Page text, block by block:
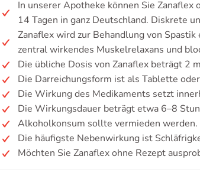
In unserer Apotheke können Sie
14 Tagen in ganz Deutschland. Diskrete
Zanaflex wird zur Behandlung von
zentral wirkendes Muskelrelaxans und
Die übliche Dosis von Zanaflex beträgt 2
Die Darreichungsform ist als Tablette
Die Wirkung des Medikaments setzt
Die Wirkungsdauer beträgt etwa 6–8
Alkoholkonsum sollte vermieden werden.
Die häufigste Nebenwirkung ist
Möchten Sie Zanaflex ohne Rezept